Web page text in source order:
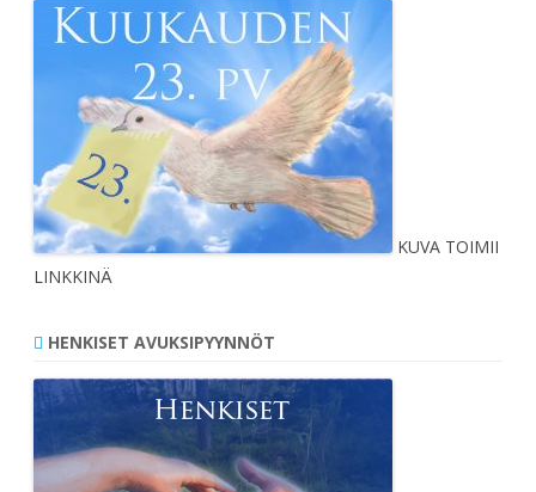
KUVA TOIMII
LINKKINÄ
HENKISET AVUKSIPYYNNÖT